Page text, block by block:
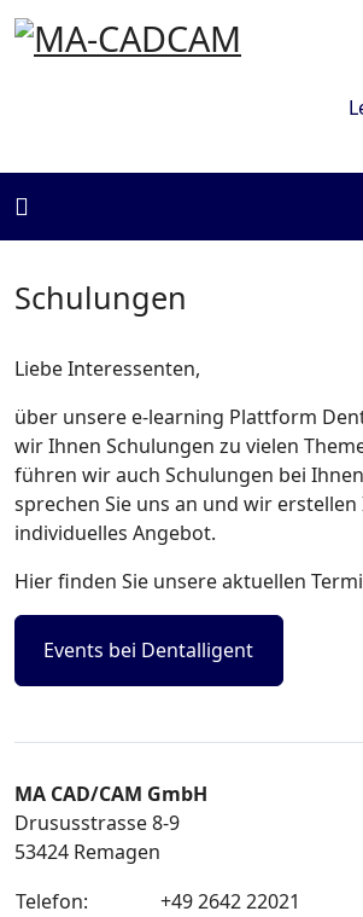
Schulungen
Liebe Interessenten,
über unsere e-learning Plattform
wir Ihnen Schulungen zu vielen
führen wir auch Schulungen bei
sprechen Sie uns an und wir erstellen
individuelles Angebot.
Hier finden Sie unsere aktuellen
Events bei Dentalligent
MA CAD/CAM GmbH
Drususstrasse 8-9
53424 Remagen
Telefon:
+49 2642 22021